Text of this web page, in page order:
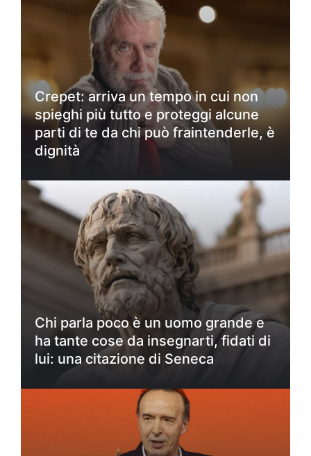
Crepet: arriva un tempo in cui non
spieghi più tutto e proteggi alcune
parti di te da chi può fraintenderle, è
dignità
Chi parla poco è un uomo grande e
ha tante cose da insegnarti, fidati di
lui: una citazione di Seneca